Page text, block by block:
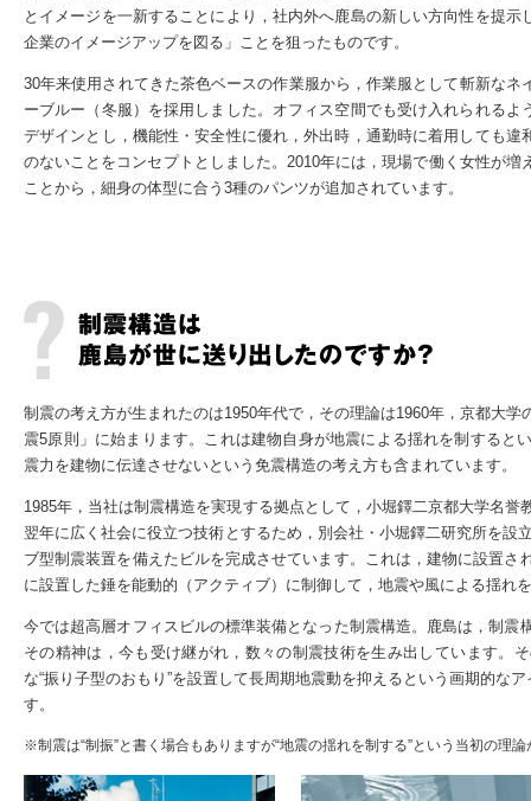
とイメージを一新することにより，社内外へ鹿島の新しい方向性を提示
企業のイメージアップを図る」ことを狙ったものです。
30年来使用されてきた茶色ベースの作業服から，作業服として斬新なネ
ーブルー（冬服）を採用しました。オフィス空間でも受け入れられるよ
デザインとし，機能性・安全性に優れ，外出時，通勤時に着用しても違
のないことをコンセプトとしました。2010年には，現場で働く女性が増
ことから，細身の体型に合う3種のパンツが追加されています。
制震の考え方が生まれたのは1950年代で，その理論は1960年，京都大
震5原則」に始まります。これは建物自身が地震による揺れを制すると
震力を建物に伝達させないという免震構造の考え方も含まれています。
1985年，当社は制震構造を実現する拠点として，小堀鐸二京都大学名
翌年に広く社会に役立つ技術とするため，別会社・小堀鐸二研究所を設
ブ型制震装置を備えたビルを完成させています。これは，建物に設置さ
に設置した錘を能動的（アクティブ）に制御して，地震や風による揺れ
今では超高層オフィスビルの標準装備となった制震構造。鹿島は，制震
その精神は，今も受け継がれ，数々の制震技術を生み出しています。
な“振り子型のおもり”を設置して長周期地震動を抑えるという画期的な
す。
※制震は“制振”と書く場合もありますが“地震の揺れを制する”という当初の理